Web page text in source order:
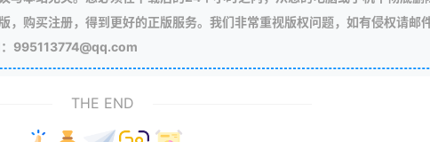
，购买注册，得到更好的正版服务。我们非常重视版权问题，如有侵权请邮
995113774@qq.com
THE END